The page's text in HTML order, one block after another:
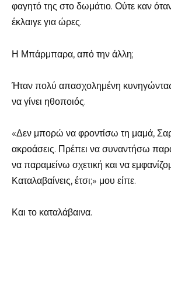
φαγητό της στο δωμάτιο. Ούτε καν
έκλαιγε για ώρες.
Η Μπάρμπαρα, από την άλλη;
Ήταν πολύ απασχολημένη κυνηγώντας
να γίνει ηθοποιός.
«Δεν μπορώ να φροντίσω τη μαμά,
ακροάσεις. Πρέπει να συναντήσω
να παραμείνω σχετική και να
Καταλαβαίνεις, έτσι;» μου είπε.
Και το καταλάβαινα.